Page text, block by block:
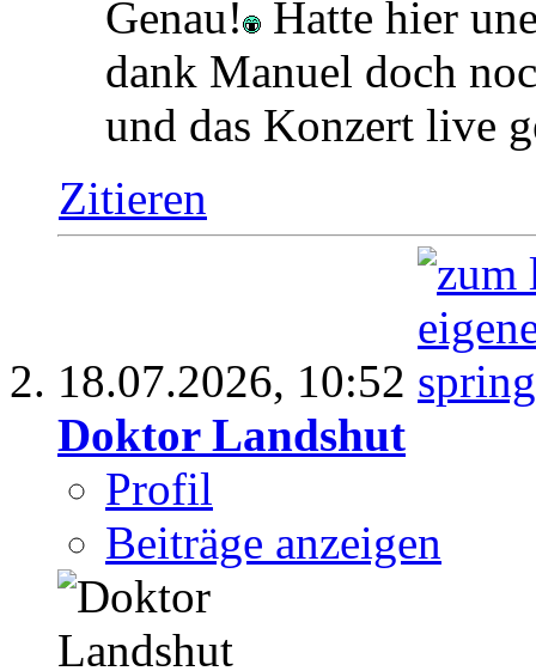
Genau!
Hatte hier
dank Manuel doch
und das Konzert live
Zitieren
18.07.2026, 10:52
Doktor Landshut
Profil
Beiträge anzeigen